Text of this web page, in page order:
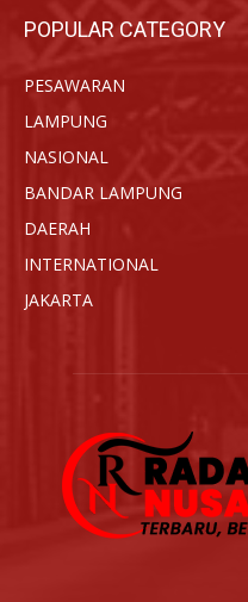
POPULAR CATEGORY
PESAWARAN
LAMPUNG
NASIONAL
BANDAR LAMPUNG
DAERAH
INTERNATIONAL
JAKARTA